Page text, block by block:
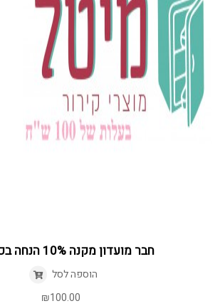
חבר מועדון מקנה 10% הנחה בכל קניה
הוספה לסל
₪100.00